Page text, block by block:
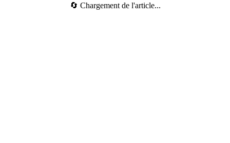
🔄 Chargement de l'article...